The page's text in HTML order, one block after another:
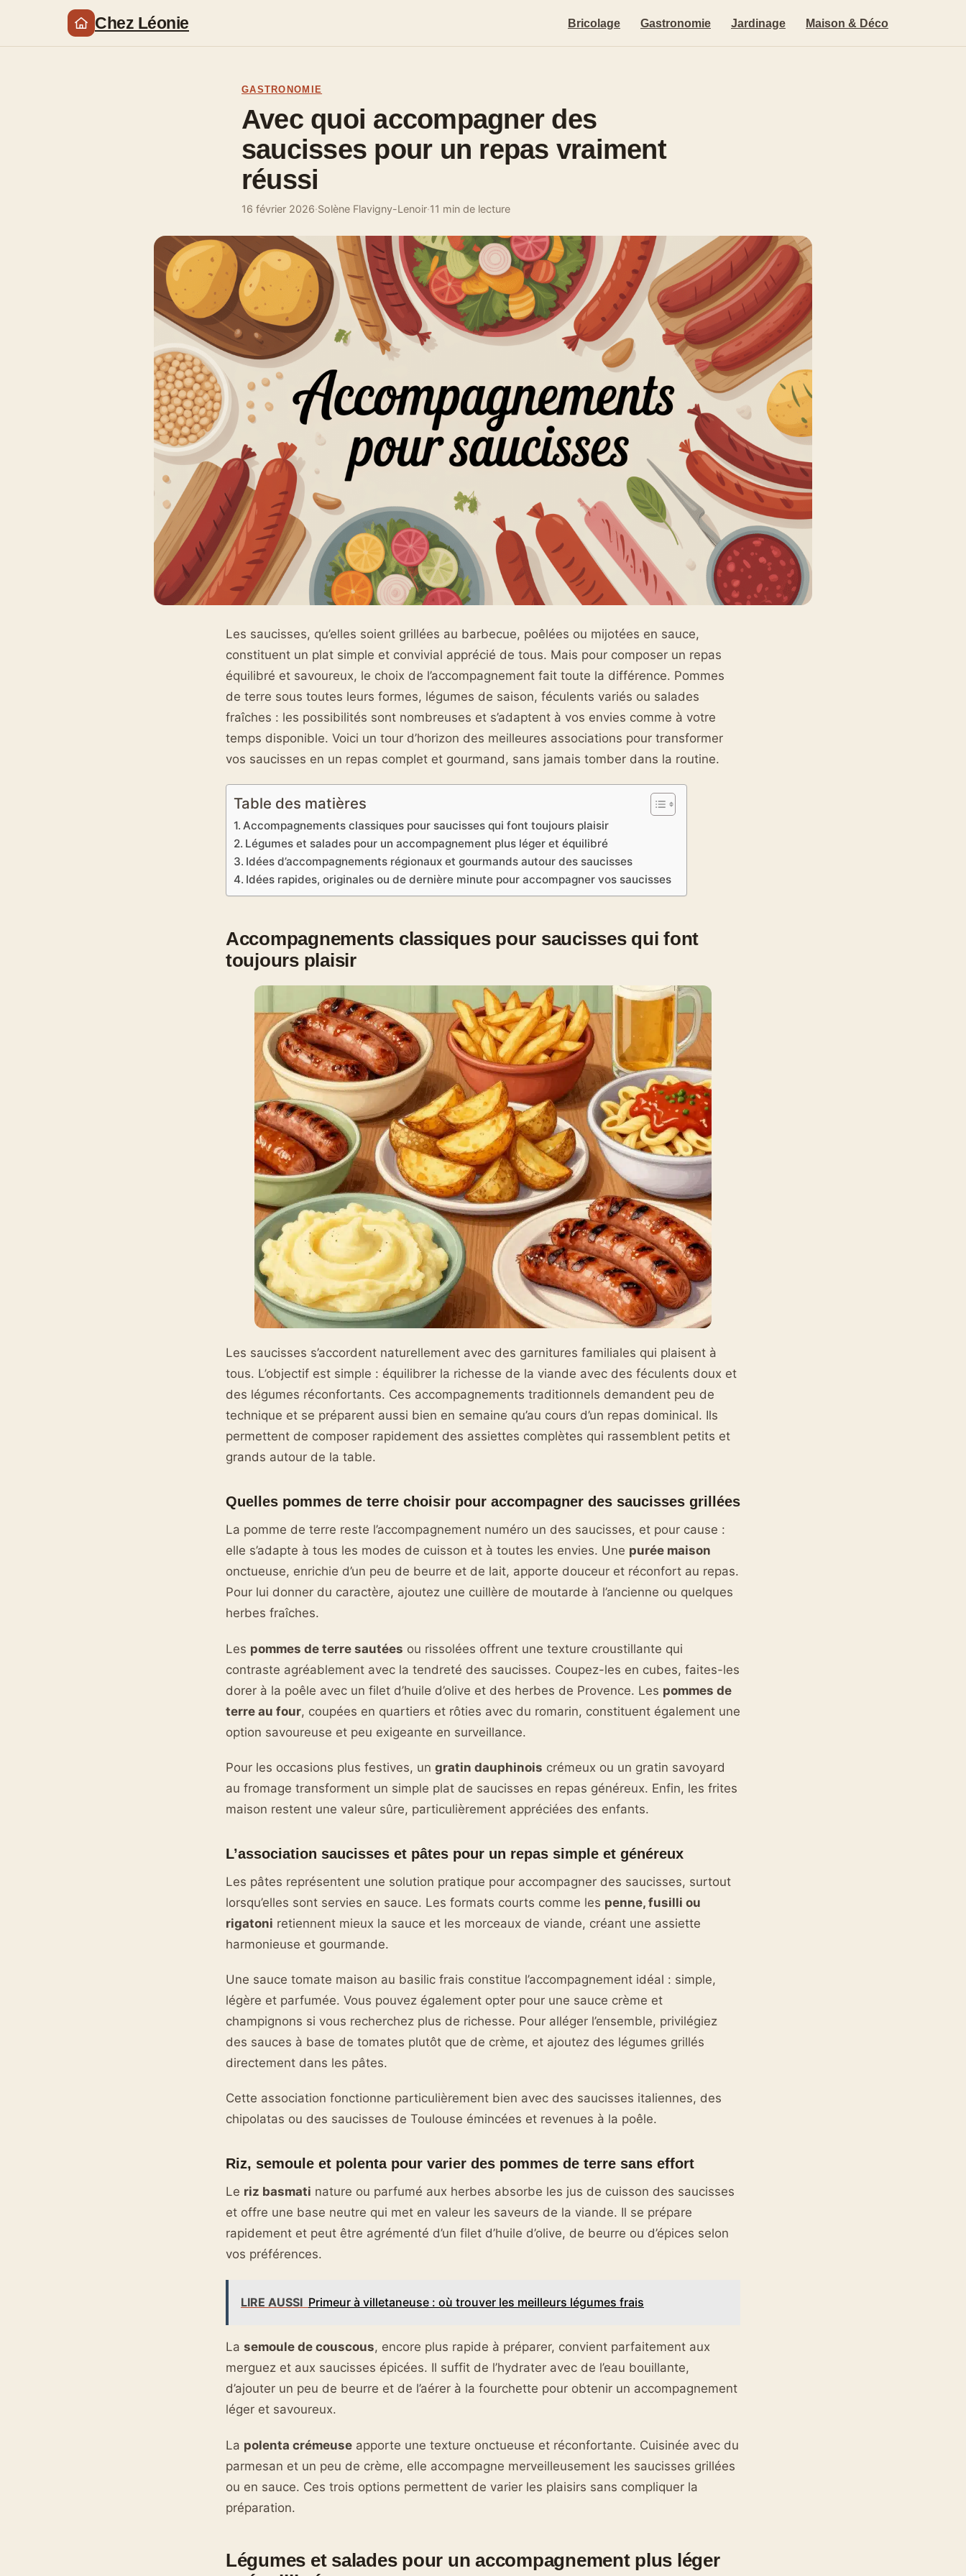
Chez Léonie Bricolage Gastronomie Jardinage Maison & Déco
GASTRONOMIE
Avec quoi accompagner des
saucisses pour un repas vraiment
réussi
16 février 2026·Solène Flavigny-Lenoir·11 min de lecture
Les saucisses, qu’elles soient grillées au barbecue, poêlées ou mijotées en sauce,
constituent un plat simple et convivial apprécié de tous. Mais pour composer un repas
équilibré et savoureux, le choix de l’accompagnement fait toute la différence. Pommes
de terre sous toutes leurs formes, légumes de saison, féculents variés ou salades
fraîches : les possibilités sont nombreuses et s’adaptent à vos envies comme à votre
temps disponible. Voici un tour d’horizon des meilleures associations pour transformer
vos saucisses en un repas complet et gourmand, sans jamais tomber dans la routine.
Table des matières
Accompagnements classiques pour saucisses qui font toujours plaisir
Légumes et salades pour un accompagnement plus léger et équilibré
Idées d’accompagnements régionaux et gourmands autour des saucisses
Idées rapides, originales ou de dernière minute pour accompagner vos saucisses
Accompagnements classiques pour saucisses qui font
toujours plaisir
Les saucisses s’accordent naturellement avec des garnitures familiales qui plaisent à
tous. L’objectif est simple : équilibrer la richesse de la viande avec des féculents doux et
des légumes réconfortants. Ces accompagnements traditionnels demandent peu de
technique et se préparent aussi bien en semaine qu’au cours d’un repas dominical. Ils
permettent de composer rapidement des assiettes complètes qui rassemblent petits et
grands autour de la table.
Quelles pommes de terre choisir pour accompagner des saucisses grillées
La pomme de terre reste l’accompagnement numéro un des saucisses, et pour cause :
elle s’adapte à tous les modes de cuisson et à toutes les envies. Une purée maison
onctueuse, enrichie d’un peu de beurre et de lait, apporte douceur et réconfort au repas.
Pour lui donner du caractère, ajoutez une cuillère de moutarde à l’ancienne ou quelques
herbes fraîches.
Les pommes de terre sautées ou rissolées offrent une texture croustillante qui
contraste agréablement avec la tendreté des saucisses. Coupez-les en cubes, faites-les
dorer à la poêle avec un filet d’huile d’olive et des herbes de Provence. Les pommes de
terre au four, coupées en quartiers et rôties avec du romarin, constituent également une
option savoureuse et peu exigeante en surveillance.
Pour les occasions plus festives, un gratin dauphinois crémeux ou un gratin savoyard
au fromage transforment un simple plat de saucisses en repas généreux. Enfin, les frites
maison restent une valeur sûre, particulièrement appréciées des enfants.
L’association saucisses et pâtes pour un repas simple et généreux
Les pâtes représentent une solution pratique pour accompagner des saucisses, surtout
lorsqu’elles sont servies en sauce. Les formats courts comme les penne, fusilli ou
rigatoni retiennent mieux la sauce et les morceaux de viande, créant une assiette
harmonieuse et gourmande.
Une sauce tomate maison au basilic frais constitue l’accompagnement idéal : simple,
légère et parfumée. Vous pouvez également opter pour une sauce crème et
champignons si vous recherchez plus de richesse. Pour alléger l’ensemble, privilégiez
des sauces à base de tomates plutôt que de crème, et ajoutez des légumes grillés
directement dans les pâtes.
Cette association fonctionne particulièrement bien avec des saucisses italiennes, des
chipolatas ou des saucisses de Toulouse émincées et revenues à la poêle.
Riz, semoule et polenta pour varier des pommes de terre sans effort
Le riz basmati nature ou parfumé aux herbes absorbe les jus de cuisson des saucisses
et offre une base neutre qui met en valeur les saveurs de la viande. Il se prépare
rapidement et peut être agrémenté d’un filet d’huile d’olive, de beurre ou d’épices selon
vos préférences.
LIRE AUSSI Primeur à villetaneuse : où trouver les meilleurs légumes frais
La semoule de couscous, encore plus rapide à préparer, convient parfaitement aux
merguez et aux saucisses épicées. Il suffit de l’hydrater avec de l’eau bouillante,
d’ajouter un peu de beurre et de l’aérer à la fourchette pour obtenir un accompagnement
léger et savoureux.
La polenta crémeuse apporte une texture onctueuse et réconfortante. Cuisinée avec du
parmesan et un peu de crème, elle accompagne merveilleusement les saucisses grillées
ou en sauce. Ces trois options permettent de varier les plaisirs sans compliquer la
préparation.
Légumes et salades pour un accompagnement plus léger